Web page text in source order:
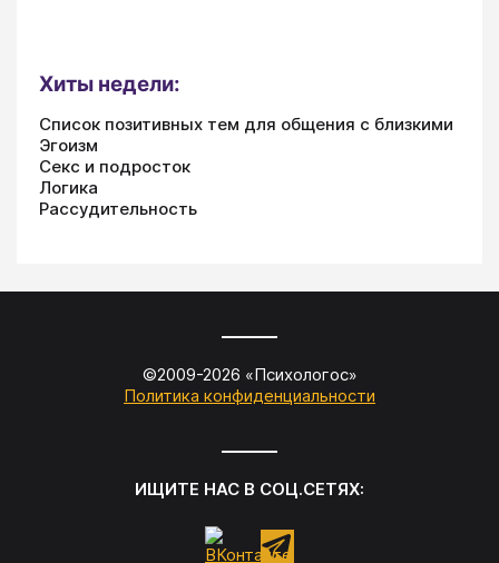
Хиты недели:
Список позитивных тем для общения с близкими
Эгоизм
Секс и подросток
Логика
Рассудительность
©2009-2026 «Психологос»
Политика конфиденциальности
ИЩИТЕ НАС В СОЦ.СЕТЯХ: